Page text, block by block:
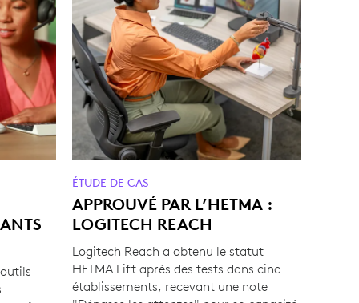
ÉTUDE DE CAS
APPROUVÉ PAR L’HETMA :
LOGITECH REACH
Logitech Reach a obtenu le statut
HETMA Lift après des tests dans cinq
établissements, recevant une note